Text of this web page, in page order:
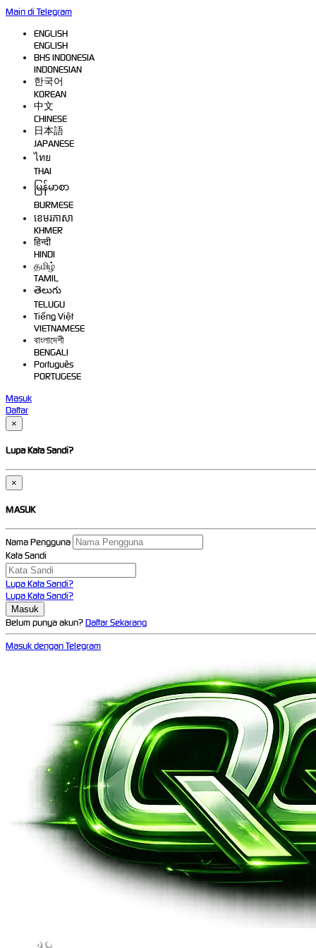
Main di Telegram
ENGLISH
ENGLISH
BHS INDONESIA
INDONESIAN
한국어
KOREAN
中文
CHINESE
日本語
JAPANESE
ไทย
THAI
မြန်မာစာ
BURMESE
ខេមរភាសា
KHMER
हिन्दी
HINDI
தமிழ்
TAMIL
తెలుగు
TELUGU
Tiếng Việt
VIETNAMESE
বাংলাদেশী
BENGALI
Português
PORTUGESE
Masuk
Daftar
×
Lupa Kata Sandi?
×
MASUK
Nama Pengguna
Kata Sandi
Lupa Kata Sandi?
Lupa Kata Sandi?
Belum punya akun?Daftar Sekarang
Masuk dengan Telegram